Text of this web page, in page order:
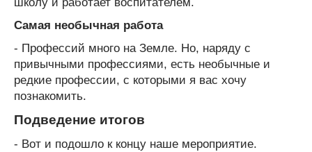
Самая необычная работа
- Профессий много на Земле. Но, наряду с
привычными профессиями, есть необычные и
редкие профессии, с которыми я вас хочу
познакомить.
Подведение итогов
- Вот и подошло к концу наше мероприятие.